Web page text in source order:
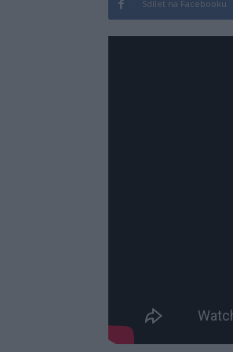
Sdílet na Facebooku